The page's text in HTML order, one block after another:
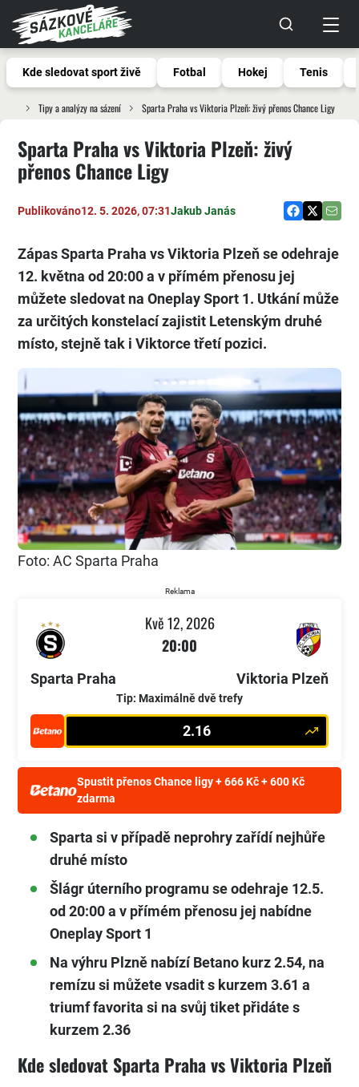
Kde sledovat sport živě Fotbal Hokej Tenis
Tipy a analýzy na sázení Sparta Praha vs Viktoria Plzeň: živý přenos Chance Ligy
Sparta Praha vs Viktoria Plzeň: živý
přenos Chance Ligy
Publikováno12. 5. 2026, 07:31Jakub Janás
Zápas Sparta Praha vs Viktoria Plzeň se odehraje
12. května od 20:00 a v přímém přenosu jej
můžete sledovat na Oneplay Sport 1. Utkání může
za určitých konstelací zajistit Letenským druhé
místo, stejně tak i Viktorce třetí pozici.
Foto: AC Sparta Praha
Reklama
Sparta Praha
Kvě 12, 2026
20:00
Tip: Maximálně dvě trefy
Viktoria Plzeň
2.16
Spustit přenos Chance ligy + 666 Kč + 600 Kč
zdarma
Sparta si v případě neprohry zařídí nejhůře
druhé místo
Šlágr úterního programu se odehraje 12.5.
od 20:00 a v přímém přenosu jej nabídne
Oneplay Sport 1
Na výhru Plzně nabízí Betano kurz 2.54, na
remízu si můžete vsadit s kurzem 3.61 a
triumf favorita si na svůj tiket přidáte s
kurzem 2.36
Kde sledovat Sparta Praha vs Viktoria Plzeň